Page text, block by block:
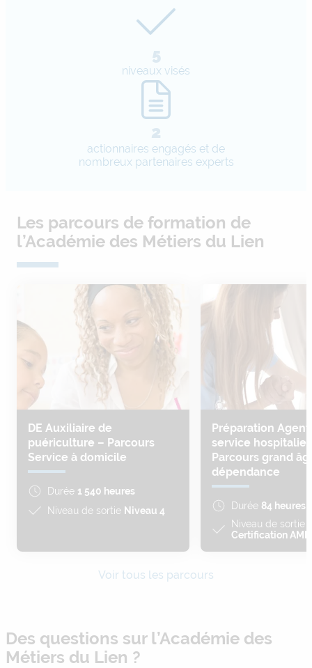
5
niveaux visés
2
actionnaires engagés et de
nombreux partenaires experts
Les parcours de formation de
l’Académie des Métiers du Lien
DE Auxiliaire de
puériculture – Parcours
Service à domicile
Durée 1 540 heures
Niveau de sortie Niveau 4
Préparation
service
Parcours grand
dépendance
Durée 84 heures
Niveau de sortie
Certification AML
Voir tous les parcours
Des questions sur l’Académie des
Métiers du Lien ?